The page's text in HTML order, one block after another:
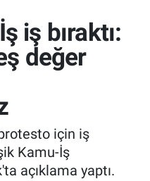
iş bıraktı:
değer
için iş
Kamu-İş
açıklama yaptı.
ve Fikstür